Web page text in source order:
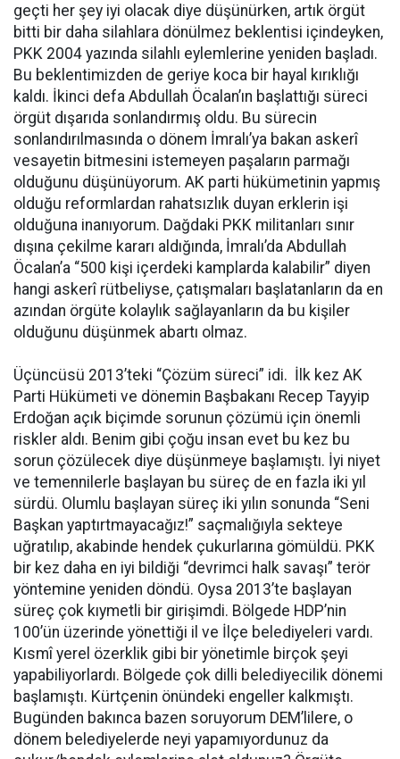
geçti her şey iyi olacak diye düşünürken, artık örgüt
bitti bir daha silahlara dönülmez beklentisi içindeyken,
PKK 2004 yazında silahlı eylemlerine yeniden başladı.
Bu beklentimizden de geriye koca bir hayal kırıklığı
kaldı. İkinci defa Abdullah Öcalan’ın başlattığı süreci
örgüt dışarıda sonlandırmış oldu. Bu sürecin
sonlandırılmasında o dönem İmralı’ya bakan askerî
vesayetin bitmesini istemeyen paşaların parmağı
olduğunu düşünüyorum. AK parti hükümetinin yapmış
olduğu reformlardan rahatsızlık duyan erklerin işi
olduğuna inanıyorum. Dağdaki PKK militanları sınır
dışına çekilme kararı aldığında, İmralı’da Abdullah
Öcalan’a “500 kişi içerdeki kamplarda kalabilir” diyen
hangi askerî rütbeliyse, çatışmaları başlatanların da en
azından örgüte kolaylık sağlayanların da bu kişiler
olduğunu düşünmek abartı olmaz.
Üçüncüsü 2013’teki “Çözüm süreci” idi. İlk kez AK
Parti Hükümeti ve dönemin Başbakanı Recep Tayyip
Erdoğan açık biçimde sorunun çözümü için önemli
riskler aldı. Benim gibi çoğu insan evet bu kez bu
sorun çözülecek diye düşünmeye başlamıştı. İyi niyet
ve temennilerle başlayan bu süreç de en fazla iki yıl
sürdü. Olumlu başlayan süreç iki yılın sonunda “Seni
Başkan yaptırtmayacağız!” saçmalığıyla sekteye
uğratılıp, akabinde hendek çukurlarına gömüldü. PKK
bir kez daha en iyi bildiği “devrimci halk savaşı” terör
yöntemine yeniden döndü. Oysa 2013’te başlayan
süreç çok kıymetli bir girişimdi. Bölgede HDP’nin
100’ün üzerinde yönettiği il ve İlçe belediyeleri vardı.
Kısmî yerel özerklik gibi bir yönetimle birçok şeyi
yapabiliyorlardı. Bölgede çok dilli belediyecilik dönemi
başlamıştı. Kürtçenin önündeki engeller kalkmıştı.
Bugünden bakınca bazen soruyorum DEM’lilere, o
dönem belediyelerde neyi yapamıyordunuz da